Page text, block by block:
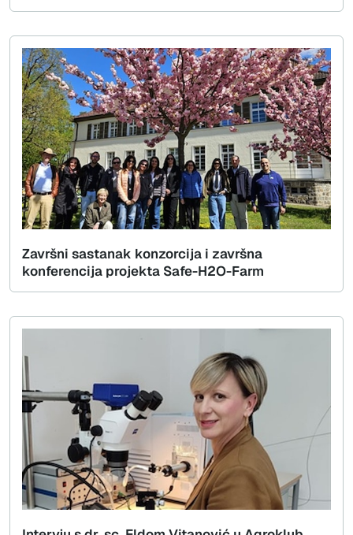
Završni sastanak konzorcija i završna
konferencija projekta Safe-H2O-Farm